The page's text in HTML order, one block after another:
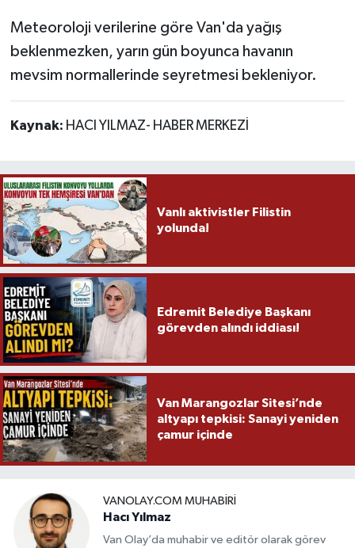
Meteoroloji verilerine göre Van'da yağış
beklenmezken, yarın gün boyunca havanın
mevsim normallerinde seyretmesi bekleniyor.
Kaynak: HACI YILMAZ- HABER MERKEZİ
Vanlı aktivistler Filistin
yolunda!
Edremit Belediye Başkanı
görevden alındı iddiası!
Van Marangozlar Sitesi’nde
altyapı tepkisi: Sanayi yeniden
çamur içinde
VANOLAY.COM MUHABIRI
Hacı Yılmaz
Van Olay’da muhabir ve editör olarak görev